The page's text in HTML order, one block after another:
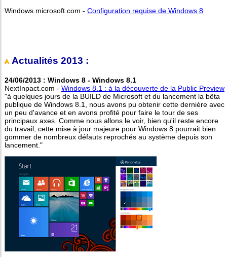
Windows.microsoft.com - Configuration requise de Windows 8
Actualités 2013 :
24/06/2013 : Windows 8 - Windows 8.1
NextInpact.com - Windows 8.1 : à la découverte de la Public Preview
"à quelques jours de la BUILD de Microsoft et du lancement la bêta
publique de Windows 8.1, nous avons pu obtenir cette dernière avec
un peu d'avance et en avons profité pour faire le tour de ses
principaux axes. Comme nous allons le voir, bien qu'il reste encore
du travail, cette mise à jour majeure pour Windows 8 pourrait bien
gommer de nombreux défauts reprochés au système depuis son
lancement."